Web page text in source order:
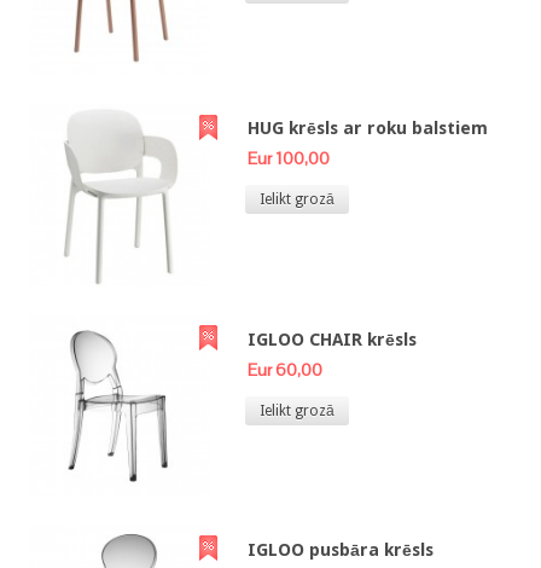
HUG krēsls ar roku balstiem
Eur 100,00
Ielikt grozā
IGLOO CHAIR krēsls
Eur 60,00
Ielikt grozā
IGLOO pusbāra krēsls